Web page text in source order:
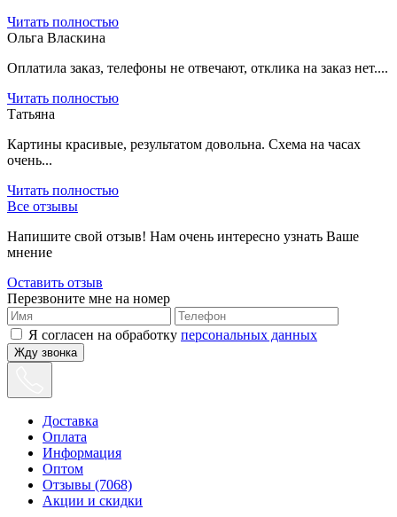
Читать полностью
Ольга Власкина
Оплатила заказ, телефоны не отвечают, отклика на заказ нет....
Читать полностью
Татьяна
Картины красивые, результатом довольна. Схема на часах
очень...
Читать полностью
Все отзывы
Напишите свой отзыв! Нам очень интересно узнать Ваше
мнение
Оставить отзыв
Перезвоните мне на номер
Я согласен на обработку персональных данных
Жду звонка
Доставка
Оплата
Информация
Оптом
Отзывы (7068)
Акции и скидки